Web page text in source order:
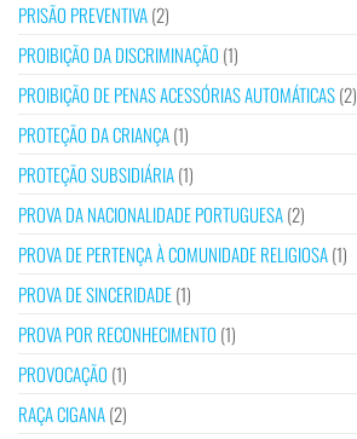
PRISÃO PREVENTIVA(2)
PROIBIÇÃO DA DISCRIMINAÇÃO (1)
PROIBIÇÃO DE PENAS ACESSÓRIAS AUTOMÁTICAS(2)
PROTEÇÃO DA CRIANÇA(1)
PROTEÇÃO SUBSIDIÁRIA(1)
PROVA DA NACIONALIDADE PORTUGUESA(2)
PROVA DE PERTENÇA À COMUNIDADE RELIGIOSA(1)
PROVA DE SINCERIDADE(1)
PROVA POR RECONHECIMENTO (1)
PROVOCAÇÃO (1)
RAÇA CIGANA(2)